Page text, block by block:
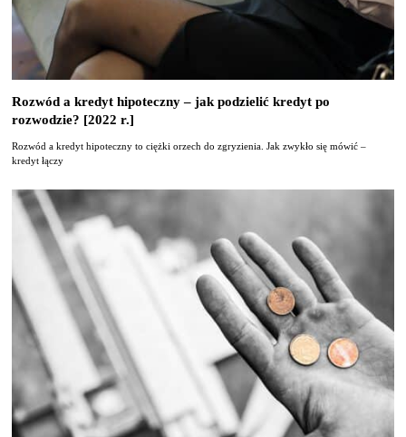
Rozwód a kredyt hipoteczny – jak podzielić kredyt po
rozwodzie? [2022 r.]
Rozwód a kredyt hipoteczny to ciężki orzech do zgryzienia. Jak zwykło się mówić –
kredyt łączy